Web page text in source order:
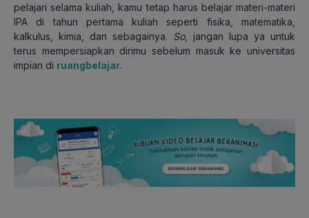
pelajari selama kuliah, kamu tetap harus belajar materi-materi
IPA di tahun pertama kuliah seperti fisika, matematika,
kalkulus, kimia, dan sebagainya. So, jangan lupa ya untuk
terus mempersiapkan dirimu sebelum masuk ke universitas
impian di ruangbelajar.